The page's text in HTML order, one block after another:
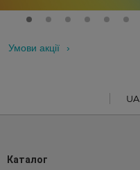
Умови акції
UA
Каталог